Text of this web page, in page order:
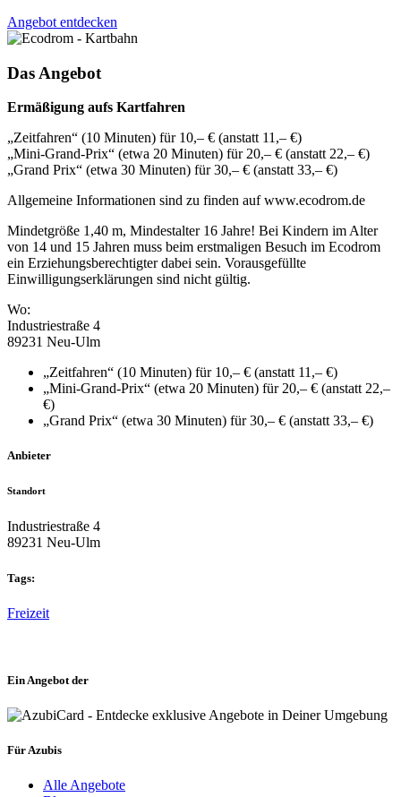
Angebot entdecken
Das Angebot
Ermäßigung aufs Kartfahren
„Zeitfahren“ (10 Minuten) für 10,– € (anstatt 11,– €)
„Mini-Grand-Prix“ (etwa 20 Minuten) für 20,– € (anstatt 22,– €)
„Grand Prix“ (etwa 30 Minuten) für 30,– € (anstatt 33,– €)
Allgemeine Informationen sind zu finden auf www.ecodrom.de
Mindetgröße 1,40 m, Mindestalter 16 Jahre! Bei Kindern im Alter
von 14 und 15 Jahren muss beim erstmaligen Besuch im Ecodrom
ein Erziehungsberechtigter dabei sein. Vorausgefüllte
Einwilligungserklärungen sind nicht gültig.
Wo:
Industriestraße 4
89231 Neu-Ulm
„Zeitfahren“ (10 Minuten) für 10,– € (anstatt 11,– €)
„Mini-Grand-Prix“ (etwa 20 Minuten) für 20,– € (anstatt 22,–
€)
„Grand Prix“ (etwa 30 Minuten) für 30,– € (anstatt 33,– €)
Anbieter
Standort
Industriestraße 4
89231 Neu-Ulm
Tags:
Freizeit
Ein Angebot der
Für Azubis
Alle Angebote